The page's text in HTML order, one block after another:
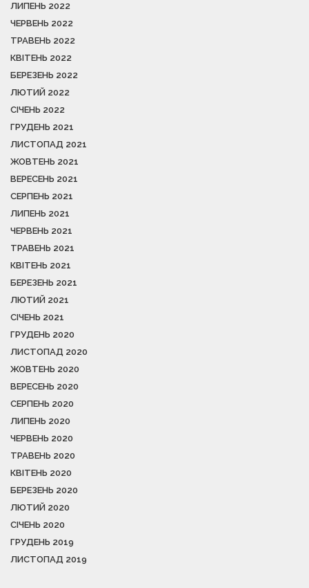
ЛИПЕНЬ 2022
ЧЕРВЕНЬ 2022
ТРАВЕНЬ 2022
КВІТЕНЬ 2022
БЕРЕЗЕНЬ 2022
ЛЮТИЙ 2022
СІЧЕНЬ 2022
ГРУДЕНЬ 2021
ЛИСТОПАД 2021
ЖОВТЕНЬ 2021
ВЕРЕСЕНЬ 2021
СЕРПЕНЬ 2021
ЛИПЕНЬ 2021
ЧЕРВЕНЬ 2021
ТРАВЕНЬ 2021
КВІТЕНЬ 2021
БЕРЕЗЕНЬ 2021
ЛЮТИЙ 2021
СІЧЕНЬ 2021
ГРУДЕНЬ 2020
ЛИСТОПАД 2020
ЖОВТЕНЬ 2020
ВЕРЕСЕНЬ 2020
СЕРПЕНЬ 2020
ЛИПЕНЬ 2020
ЧЕРВЕНЬ 2020
ТРАВЕНЬ 2020
КВІТЕНЬ 2020
БЕРЕЗЕНЬ 2020
ЛЮТИЙ 2020
СІЧЕНЬ 2020
ГРУДЕНЬ 2019
ЛИСТОПАД 2019